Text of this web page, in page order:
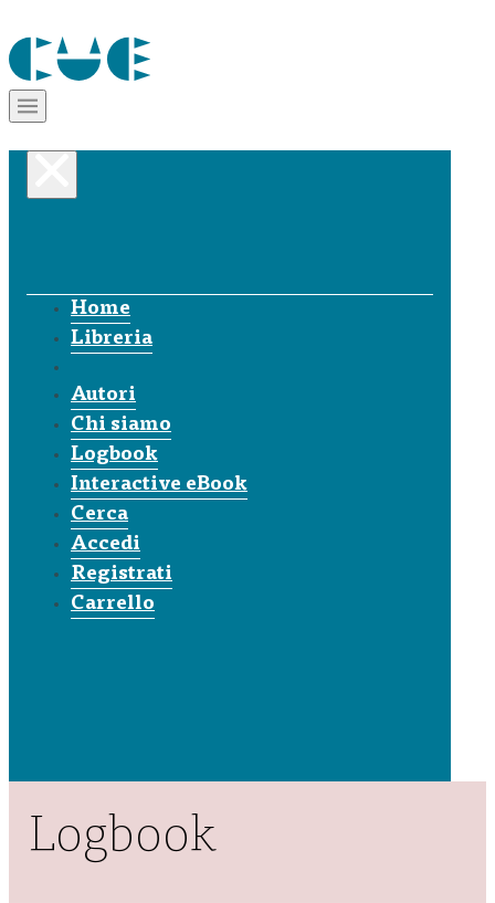
Home
Libreria
Autori
Chi siamo
Logbook
Interactive eBook
Cerca
Accedi
Registrati
Carrello
Logbook